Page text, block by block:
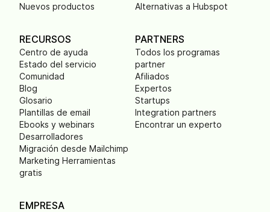
Nuevos productos
Alternativas a Hubspot
RECURSOS
Centro de ayuda
Estado del servicio
Comunidad
Blog
Glosario
Plantillas de email
Ebooks y webinars
Desarrolladores
Migración desde Mailchimp
Marketing Herramientas
gratis
PARTNERS
Todos los programas
partner
Afiliados
Expertos
Startups
Integration partners
Encontrar un experto
EMPRESA